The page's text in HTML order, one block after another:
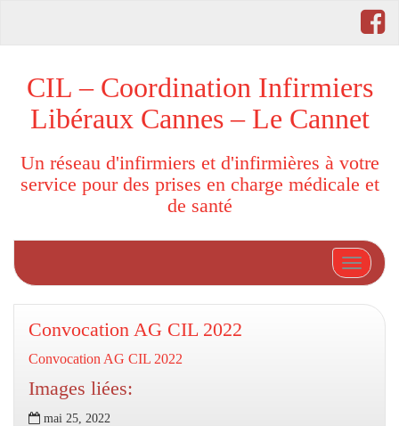
CIL – Coordination Infirmiers
Libéraux Cannes – Le Cannet
Un réseau d'infirmiers et d'infirmières à votre
service pour des prises en charge médicale et
de santé
Convocation AG CIL 2022
Convocation AG CIL 2022
Images liées:
mai 25, 2022